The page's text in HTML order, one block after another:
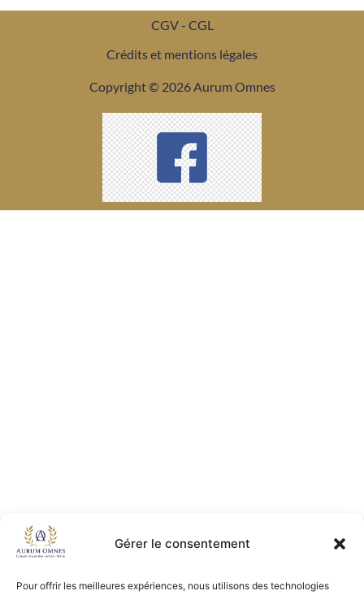
Gérer le consentement
Pour offrir les meilleures expériences, nous utilisons des technologies
CGV - CGL
Crédits et mentions légales
Copyright © 2026 Aurum Omnes